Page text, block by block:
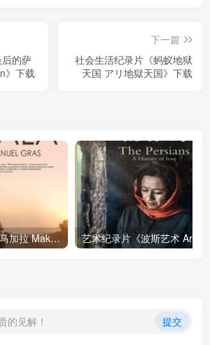
的萨
》下载
下一篇
社会生活纪录片《蚂蚁地狱
天国 アリ地獄天国》下载
社会生活纪录片《马加拉 Makala》下载
的见解！ 提交